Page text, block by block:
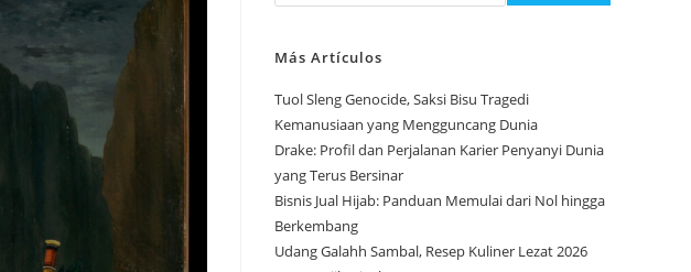
Más Artículos
Tuol Sleng Genocide, Saksi Bisu Tragedi
Kemanusiaan yang Mengguncang Dunia
Drake: Profil dan Perjalanan Karier Penyanyi Dunia
yang Terus Bersinar
Bisnis Jual Hijab: Panduan Memulai dari Nol hingga
Berkembang
Udang Galahh Sambal, Resep Kuliner Lezat 2026